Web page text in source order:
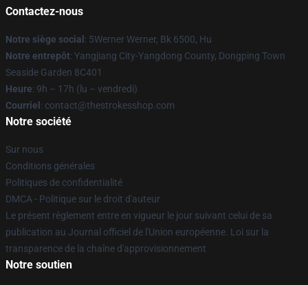
Contactez-nous
Notre siège social : 5Werner Werner, Bk 6500, Hu
Notre entrepôt: Yangjiang City-Yangdong County, Dongping Town
Seaside Garden 8C401
Heure: 9h – 17h (lu – vendredi)
Courriel : contact@thestrokesshop.com
Notre société
Sur nous
Conditions générales
Politiques de confidentialité
DMCA - Politique sur le droit d'auteur
Le présent règlement entre en vigueur le jour suivant celui de sa
publication au Journal officiel de l'Union européenne. Loi sur la
transparence de la chaîne d'approvisionnement
Notre soutien